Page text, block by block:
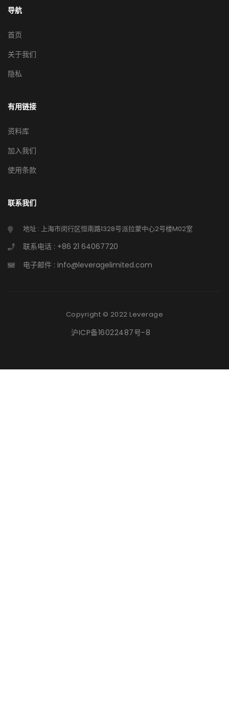
导航
首页
关于我们
隐私
有用链接
资料库
加入我们
使用条款
联系我们
地址 : 上海市闵行区恒南路1328号派拉蒙中心2号楼M02室
联系电话 : +86 21 64067720
电子邮件 : info@leveragelimited.com
Copyright © 2022 Leverage
沪ICP备16022487号-8